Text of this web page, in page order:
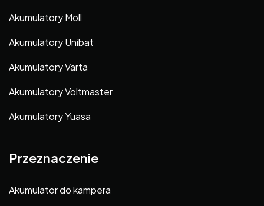
Akumulatory Moll
Akumulatory Unibat
Akumulatory Varta
Akumulatory Voltmaster
Akumulatory Yuasa
Przeznaczenie
Akumulator do kampera